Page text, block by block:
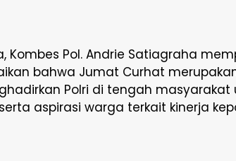
Kombes Pol. Andrie Satiagraha
bahwa Jumat Curhat
Polri di tengah masyarakat
aspirasi warga terkait kinerja